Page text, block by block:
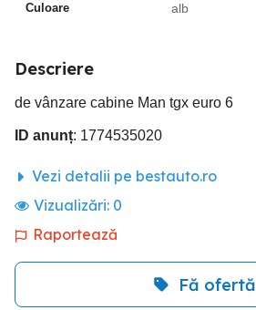
Culoare alb
Descriere
de vânzare cabine Man tgx euro 6
ID anunț: 1774535020
Vezi detalii pe bestauto.ro
Vizualizări: 0
Raportează
Fă ofertă